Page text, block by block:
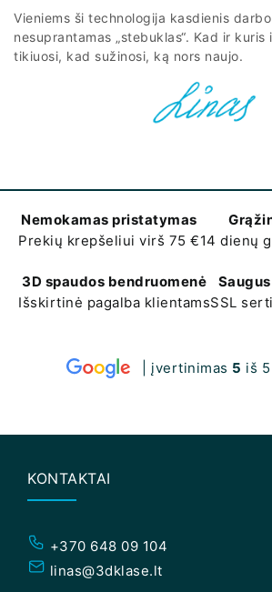
Vieniems ši technologija kasdienis
nesuprantamas „stebuklas“. Kad ir kuris
tikiuosi, kad sužinosi, ką nors naujo.
Nemokamas pristatymas
Prekių krepšeliui virš 75 €14 dienų
3D spaudos bendruomenė
Išskirtinė pagalba klientamsSSL
| įvertinimas 5 iš 5 |
KONTAKTAI
+370 648 09 104
linas@3dklase.lt